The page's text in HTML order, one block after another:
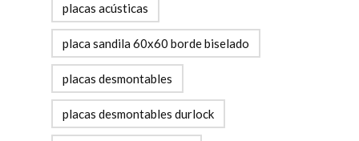
placas acústicas
placa sandila 60x60 borde biselado
placas desmontables
placas desmontables durlock